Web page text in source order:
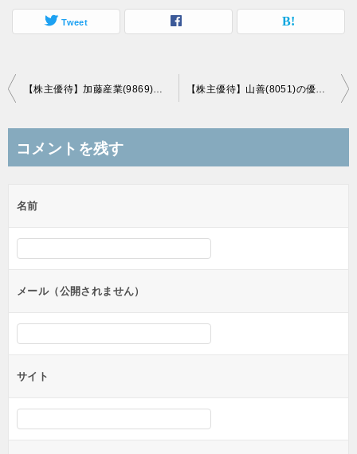
Tweet
投
ビ
ー
シ
ン
【株主優待】加藤産業(9869)の優待到着！「手造りジャム」セット！ 【株主優待】山善(8051)の優待到着！3,000円分のクーポン券！
コメントを残す
名前
メール（公開されません）
サイト